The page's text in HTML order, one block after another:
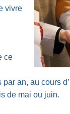
vivre
ce
an, au cours
de mai ou juin.